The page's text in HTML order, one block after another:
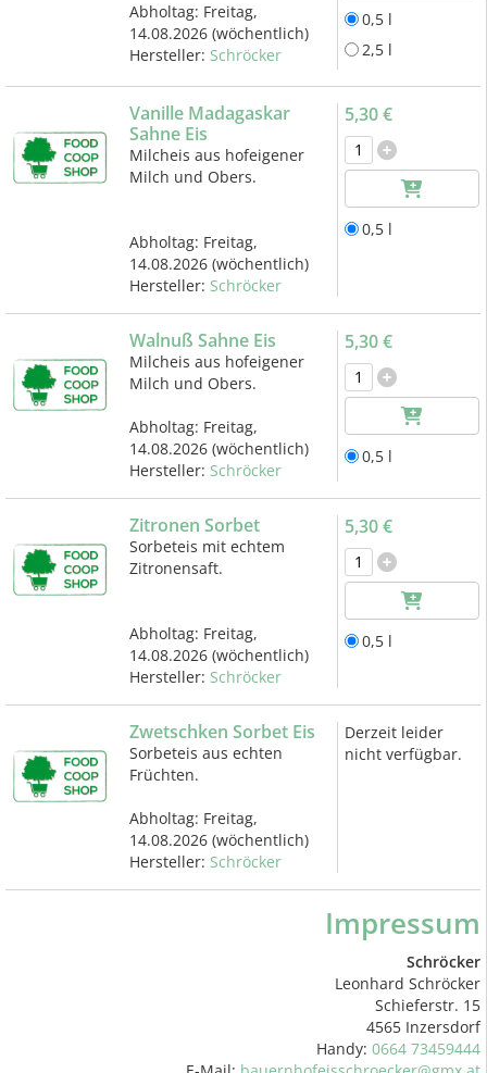
Abholtag: Freitag,
14.08.2026(wöchentlich)
Hersteller: Schröcker
0,5 l
2,5 l
Vanille Madagaskar
Sahne Eis
Milcheis aus hofeigener
Milch und Obers.
Abholtag: Freitag,
14.08.2026(wöchentlich)
Hersteller: Schröcker
5,30 €
0,5 l
Walnuß Sahne Eis
Milcheis aus hofeigener
Milch und Obers.
Abholtag: Freitag,
14.08.2026(wöchentlich)
Hersteller: Schröcker
5,30 €
0,5 l
Zitronen Sorbet
Sorbeteis mit echtem
Zitronensaft.
Abholtag: Freitag,
14.08.2026(wöchentlich)
Hersteller: Schröcker
5,30 €
0,5 l
Zwetschken Sorbet Eis
Sorbeteis aus echten
Früchten.
Abholtag: Freitag,
14.08.2026(wöchentlich)
Hersteller: Schröcker
Derzeit leider
nicht verfügbar.
Impressum
Schröcker
Leonhard Schröcker
Schieferstr. 15
4565 Inzersdorf
Handy: 0664 73459444